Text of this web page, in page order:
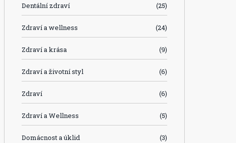
Dentální zdraví (25)
Zdraví a wellness (24)
Zdraví a krása (9)
Zdraví a životní styl (6)
Zdraví (6)
Zdraví a Wellness (5)
Domácnost a úklid (3)